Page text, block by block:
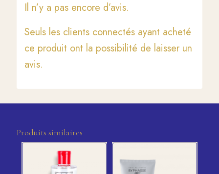
Il n’y a pas encore d’avis.
Seuls les clients connectés ayant acheté
ce produit ont la possibilité de laisser un
avis.
Produits similaires